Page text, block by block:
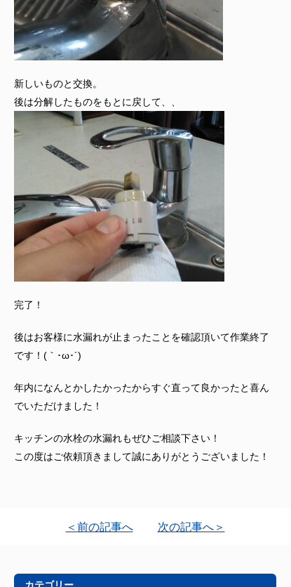
新しいものと交換。
後は分解したものをもとに戻して、、
完了！
後はお客様に水漏れが止まったことを確認頂いて作業終了
です！(｀･ω･´)ゞ
年内になんとかしたかったからすぐ直って良かったと喜ん
でいただけました！
キッチンの水栓の水漏れもぜひご相談下さい！
この度はご依頼頂きまして誠にありがとうございました！
＜前の記事へ 次の記事へ＞
カテゴリー